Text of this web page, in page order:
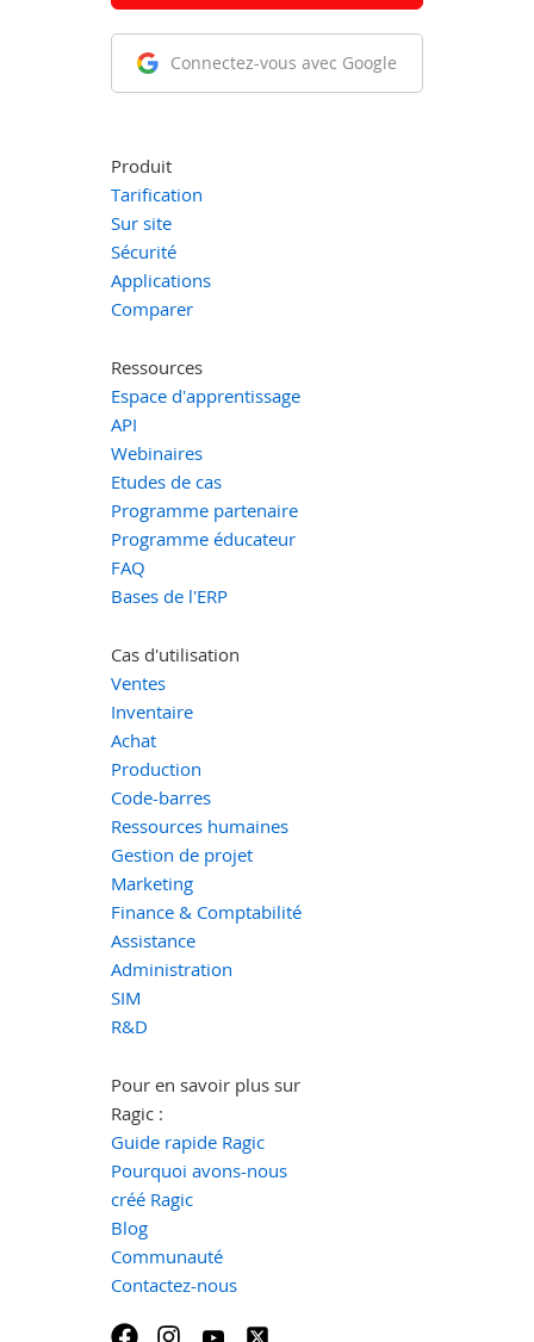
Connectez-vous avec Google
Produit
Tarification
Sur site
Sécurité
Applications
Comparer
Ressources
Espace d'apprentissage
API
Webinaires
Etudes de cas
Programme partenaire
Programme éducateur
FAQ
Bases de l'ERP
Cas d'utilisation
Ventes
Inventaire
Achat
Production
Code-barres
Ressources humaines
Gestion de projet
Marketing
Finance & Comptabilité
Assistance
Administration
SIM
R&D
Pour en savoir plus sur
Ragic :
Guide rapide Ragic
Pourquoi avons-nous
créé Ragic
Blog
Communauté
Contactez-nous